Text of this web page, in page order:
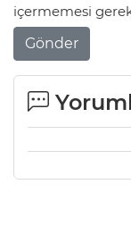
içermemesi
Gönder